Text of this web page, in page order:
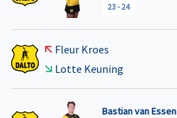
23-24
Fleur Kroes
Lotte Keuning
Bastian van Essen